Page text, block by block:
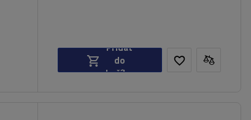
Přidat
do
košíku